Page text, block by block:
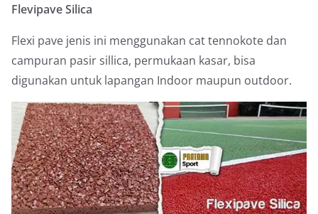
Flevipave Silica
Flexi pave jenis ini menggunakan cat tennokote dan
campuran pasir sillica, permukaan kasar, bisa
digunakan untuk lapangan Indoor maupun outdoor.